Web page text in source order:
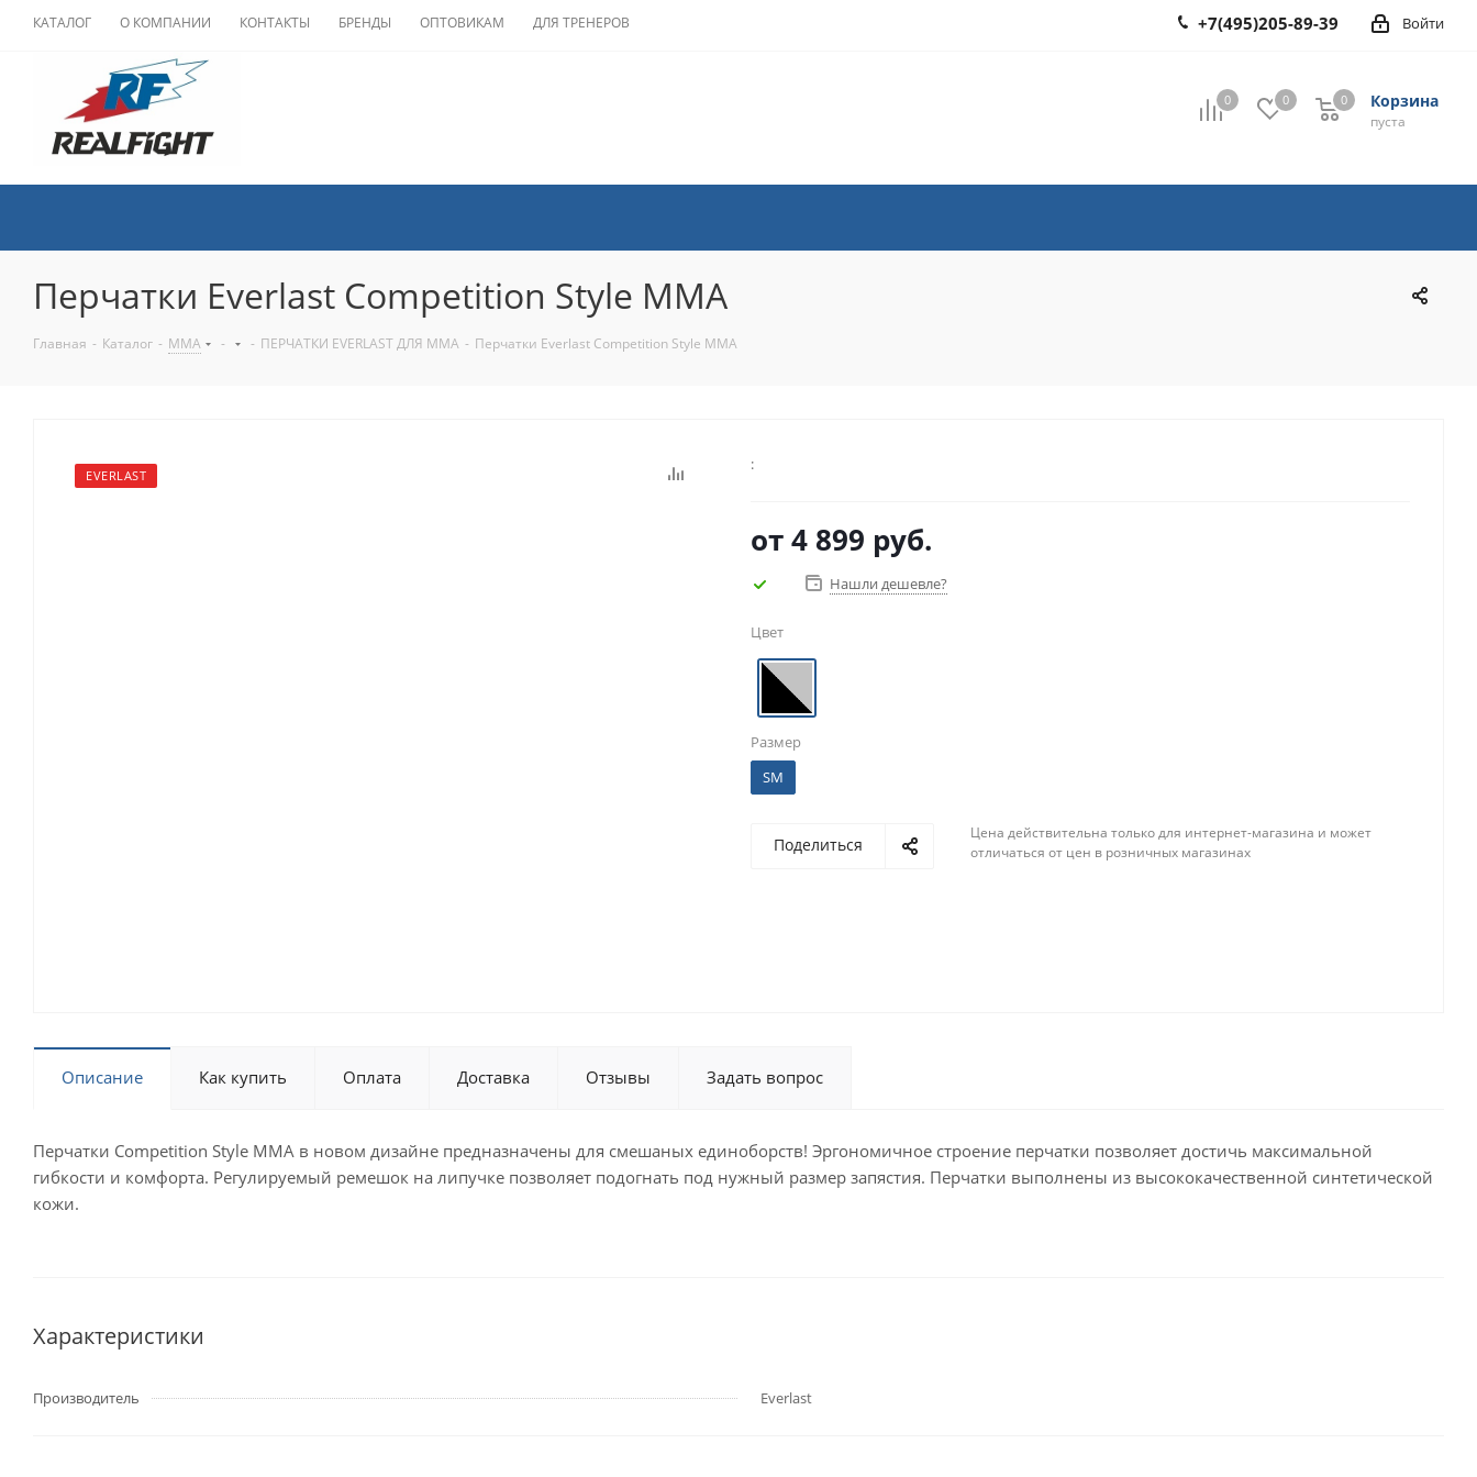
КАТАЛОГ О КОМПАНИИ КОНТАКТЫ БРЕНДЫ ОПТОВИКАМ ДЛЯ ТРЕНЕРОВ Войти
+7(495)205-89-39
0 0 Корзина
0
пуста
0
Перчатки Everlast Competition Style MMA
Главная - Каталог - ММА - - ПЕРЧАТКИ EVERLAST ДЛЯ MMA - Перчатки Everlast Competition Style MMA
EVERLAST
:
от4 899 руб.
Нашли дешевле?
Цвет
Размер
SM
Поделиться
Цена действительна только для интернет-магазина и может
отличаться от цен в розничных магазинах
Описание Как купить Оплата Доставка Отзывы Задать вопрос
Перчатки Competition Style MMA в новом дизайне предназначены для смешаных единоборств! Эргономичное строение перчатки позволяет достичь максимальной
гибкости и комфорта. Регулируемый ремешок на липучке позволяет подогнать под нужный размер запястия. Перчатки выполнены из высококачественной синтетической
кожи.
Характеристики
Производитель Everlast